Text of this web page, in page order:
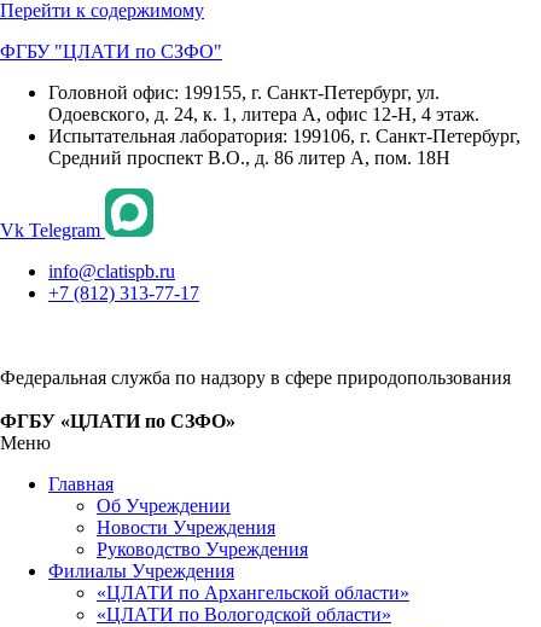
Перейти к содержимому
ФГБУ "ЦЛАТИ по СЗФО"
Головной офис: 199155, г. Санкт-Петербург, ул.
Одоевского, д. 24, к. 1, литера А, офис 12-Н, 4 этаж.
Испытательная лаборатория: 199106, г. Санкт-Петербург,
Средний проспект В.О., д. 86 литер А, пом. 18Н
Vk Telegram
info@clatispb.ru
+7 (812) 313-77-17
Федеральная служба по надзору в сфере природопользования
ФГБУ «ЦЛАТИ по СЗФО»
Меню
Главная
Об Учреждении
Новости Учреждения
Руководство Учреждения
Филиалы Учреждения
«ЦЛАТИ по Архангельской области»
«ЦЛАТИ по Вологодской области»